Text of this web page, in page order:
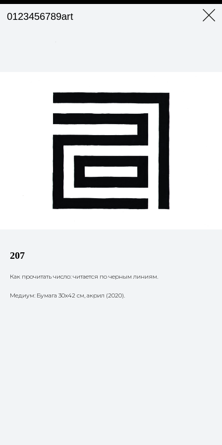
0123456789art
207
Как прочитать число: читается по черным линиям.
Медиум: Бумага 30х42 см, акрил (2020).